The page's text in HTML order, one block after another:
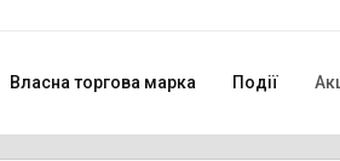
Власна торгова марка Події